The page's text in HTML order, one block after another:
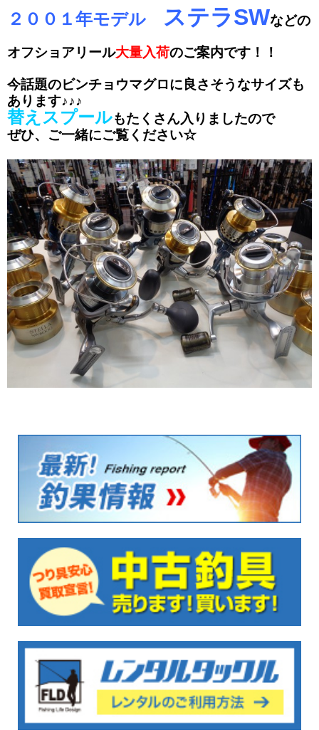
２００１年モデル ステラSWなどの
オフショアリール大量入荷のご案内です！！
今話題のビンチョウマグロに良さそうなサイズも
あります♪♪♪
替えスプールもたくさん入りましたので
ぜひ、ご一緒にご覧ください☆